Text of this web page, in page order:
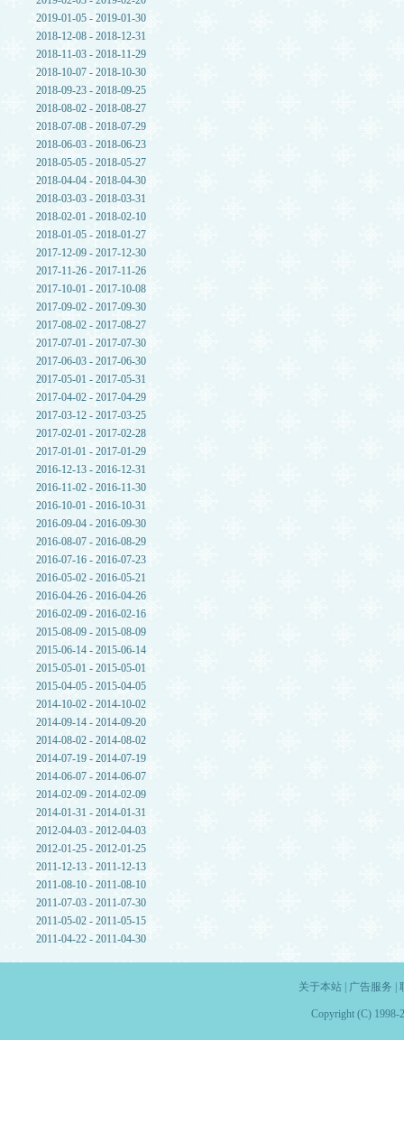
2019-01-05 - 2019-01-30
2018-12-08 - 2018-12-31
2018-11-03 - 2018-11-29
2018-10-07 - 2018-10-30
2018-09-23 - 2018-09-25
2018-08-02 - 2018-08-27
2018-07-08 - 2018-07-29
2018-06-03 - 2018-06-23
2018-05-05 - 2018-05-27
2018-04-04 - 2018-04-30
2018-03-03 - 2018-03-31
2018-02-01 - 2018-02-10
2018-01-05 - 2018-01-27
2017-12-09 - 2017-12-30
2017-11-26 - 2017-11-26
2017-10-01 - 2017-10-08
2017-09-02 - 2017-09-30
2017-08-02 - 2017-08-27
2017-07-01 - 2017-07-30
2017-06-03 - 2017-06-30
2017-05-01 - 2017-05-31
2017-04-02 - 2017-04-29
2017-03-12 - 2017-03-25
2017-02-01 - 2017-02-28
2017-01-01 - 2017-01-29
2016-12-13 - 2016-12-31
2016-11-02 - 2016-11-30
2016-10-01 - 2016-10-31
2016-09-04 - 2016-09-30
2016-08-07 - 2016-08-29
2016-07-16 - 2016-07-23
2016-05-02 - 2016-05-21
2016-04-26 - 2016-04-26
2016-02-09 - 2016-02-16
2015-08-09 - 2015-08-09
2015-06-14 - 2015-06-14
2015-05-01 - 2015-05-01
2015-04-05 - 2015-04-05
2014-10-02 - 2014-10-02
2014-09-14 - 2014-09-20
2014-08-02 - 2014-08-02
2014-07-19 - 2014-07-19
2014-06-07 - 2014-06-07
2014-02-09 - 2014-02-09
2014-01-31 - 2014-01-31
2012-04-03 - 2012-04-03
2012-01-25 - 2012-01-25
2011-12-13 - 2011-12-13
2011-08-10 - 2011-08-10
2011-07-03 - 2011-07-30
2011-05-02 - 2011-05-15
2011-04-22 - 2011-04-30
关于本站| 广告服务
Copyright (C) 1998-